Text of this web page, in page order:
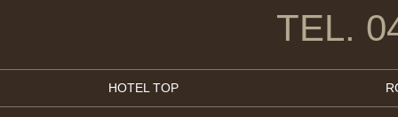
TEL.
HOTEL TOP